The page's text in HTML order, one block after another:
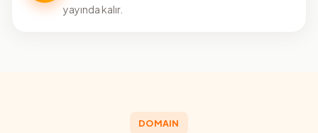
yayında kalır.
DOMAIN